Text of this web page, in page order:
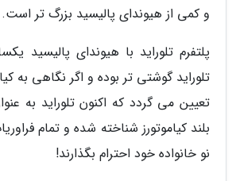
و کمی از هیوندای پالیسید بزرگ تر است.
پلتفرم تلوراید با هیوندای پالیسید
تلوراید گوشتی تر بوده و اگر نگاهی به
تعیین می گردد که اکنون تلوراید به
بلند کیاموتورز شناخته شده و تمام
نو خانواده خود احترام بگذارند!